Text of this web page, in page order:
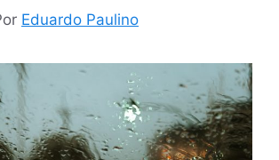
Eduardo Paulino